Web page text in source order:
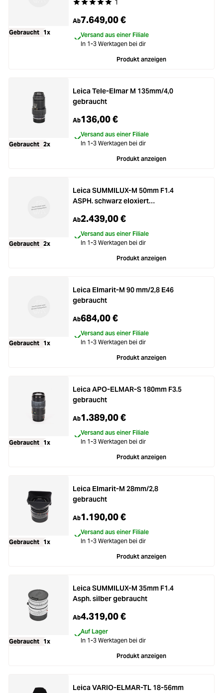
Gebraucht 1x
Durchschnittliche Bewertung von 5 von 5
1
Ab7.649,00 €
Versand aus einer Filiale
In 1-3 Werktagen bei dir
Produkt anzeigen
Gebraucht 2x
Leica Tele-Elmar M 135mm/4,0
gebraucht
Ab136,00 €
Versand aus einer Filiale
In 1-3 Werktagen bei dir
Produkt anzeigen
Gebraucht 2x
Leica SUMMILUX-M 50mm F1.4
ASPH. schwarz eloxiert
Ab2.439,00 €
Versand aus einer Filiale
In 1-3 Werktagen bei dir
Produkt anzeigen
Gebraucht 1x
Leica Elmarit-M 90 mm/2,8 E46
gebraucht
Ab684,00 €
Versand aus einer Filiale
In 1-3 Werktagen bei dir
Produkt anzeigen
Gebraucht 1x
Leica APO-ELMAR-S 180mm F3.5
gebraucht
Ab1.389,00 €
Versand aus einer Filiale
In 1-3 Werktagen bei dir
Produkt anzeigen
Gebraucht 1x
Leica Elmarit-M 28mm/2,8
gebraucht
Ab1.190,00 €
Versand aus einer Filiale
In 1-3 Werktagen bei dir
Produkt anzeigen
Gebraucht 1x
Leica SUMMILUX-M 35mm F1.4
Asph. silber gebraucht
Ab4.319,00 €
Auf Lager
In 1-3 Werktagen bei dir
Produkt anzeigen
Leica VARIO-ELMAR-TL 18-56mm